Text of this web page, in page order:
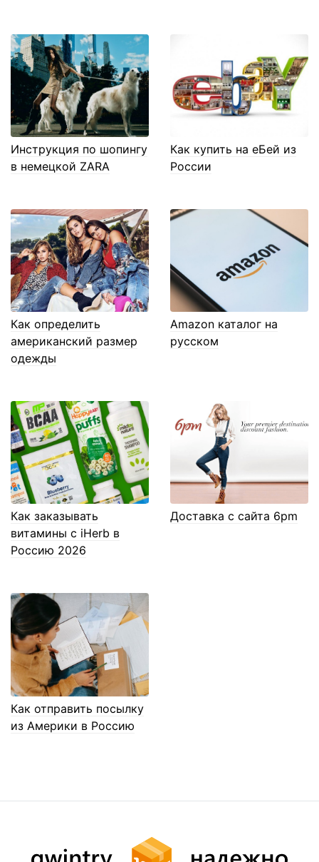
Инструкция по шопингу
в немецкой ZARA
Как купить на еБей из
России
Как определить
американский размер
одежды
Amazon каталог на
русском
Как заказывать
витамины с iHerb в
Россию 2026
Доставка с сайта 6pm
Как отправить посылку
из Америки в Россию